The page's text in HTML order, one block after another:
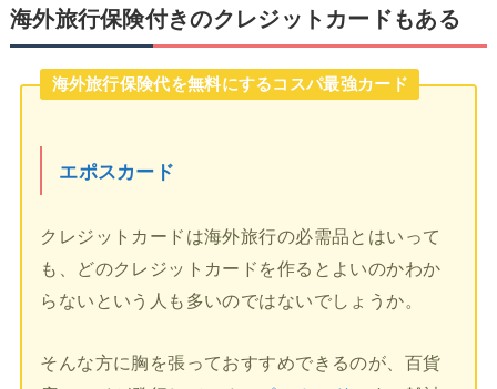
海外旅行保険付きのクレジットカードもある
海外旅行保険代を無料にするコスパ最強カード
エポスカード
クレジットカードは海外旅行の必需品とはいって
も、どのクレジットカードを作るとよいのかわか
らないという人も多いのではないでしょうか。
そんな方に胸を張っておすすめできるのが、百貨